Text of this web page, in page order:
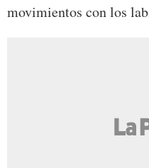
movimientos con los